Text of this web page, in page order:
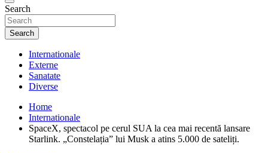
Search
Search
Internationale
Externe
Sanatate
Diverse
Home
Internationale
SpaceX, spectacol pe cerul SUA la cea mai recentă lansare
Starlink. „Constelația” lui Musk a atins 5.000 de sateliți.